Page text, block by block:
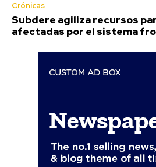
Crónicas
Subdere agiliza recursos
afectadas por el sistema